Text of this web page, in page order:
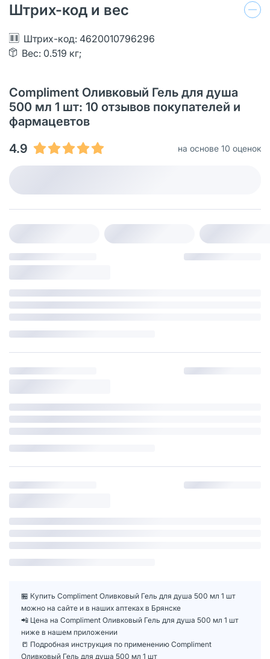
Штрих-код и вес
Штрих-код: 4620010796296
Вес: 0.519 кг;
Compliment Оливковый Гель для душа
500 мл 1 шт: 10 отзывов покупателей и
фармацевтов
4.9
на основе 10 оценок
🏪 Купить Compliment Оливковый Гель для душа 500 мл 1 шт
можно на сайте и в наших аптеках в Брянске
📲 Цена на Compliment Оливковый Гель для душа 500 мл 1 шт
ниже в нашем приложении
📒 Подробная инструкция по применению Compliment
Оливковый Гель для душа 500 мл 1 шт